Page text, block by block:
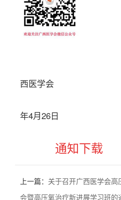
西医学会
年4月26日
通知下载
上一篇： 关于召开广西医学会
会暨高压氧治疗新进展学习班的